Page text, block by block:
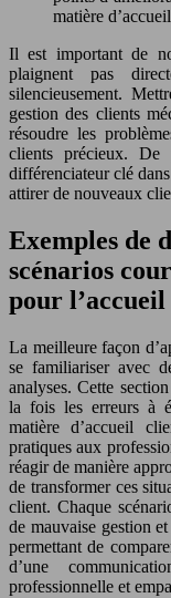
matière
Il est important de
plaignent pas
silencieusement.
gestion des clients
résoudre les
clients précieux.
différenciateur clé
attirer de nouveaux
Exemples de
scénarios
pour
La meilleure façon
se familiariser avec
analyses. Cette
la fois les erreurs à
matière d’accueil
pratiques aux
réagir de manière
de transformer ces
client. Chaque
de mauvaise gestion
permettant de
d’une
professionnelle et